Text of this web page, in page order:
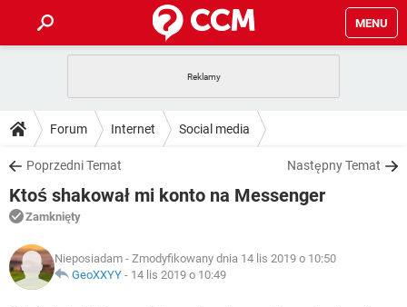
MENU
GRY WHATSAPP
SPOTIFY
INSTAGRAM FACEBOOK
WINDOWS 10
PORADY
PlayStation
SPOTIFY
INSTAGRAM
WINDOWS 10
DO POBRANIA
ANDROID TIKTOK
GRY
IOS NETFLIX
INSTAGRAM
FORUM
COVID-19
GRY WHATSAPP
ARTYKUŁY
COVID-19
Forum Internet Social media
Poprzedni Temat Następny Temat
Ktoś shakował mi konto na Messenger
Zamknięty
Nieposiadam - Zmodyfikowany dnia 14 lis 2019 o 10:50
GeoXXYY - 14 lis 2019 o 10:49